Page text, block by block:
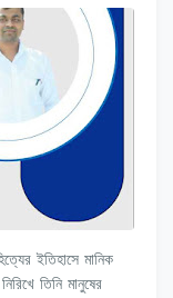
তিনি মানুষের